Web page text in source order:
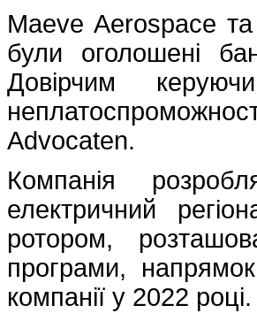
Maeve Aerospace
були оголошені
Довірчим
Advocaten.
Компанія
електричний
ротором,
програми,
компанії у 2022 році.